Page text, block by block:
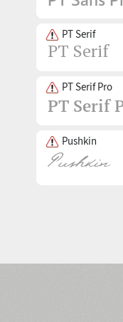
PT Serif
PT Serif Pro
Pushkin